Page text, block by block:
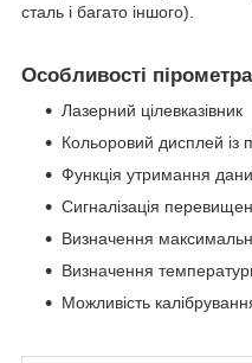
сталь і багато іншого).
Особливості пірометра
Лазерний цілевказівник
Кольоровий дисплей із
Функція утримання
Сигналізація
Визначення
Визначення
Можливість